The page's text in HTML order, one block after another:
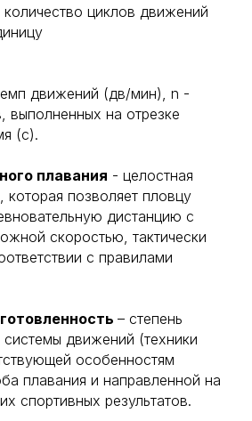
количество циклов движений
движений (дв/мин), n -
выполненных на отрезке
(с).
плавания - целостная
позволяет пловцу
дистанцию с
скоростью, тактически
с правилами
– степень
движений (техники
особенностям
плавания и направленной на
спортивных результатов.